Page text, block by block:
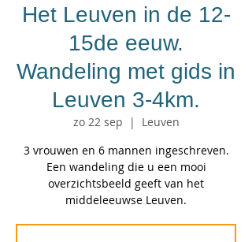
Het Leuven in de 12-
15de eeuw.
Wandeling met gids in
Leuven 3-4km.
zo 22 sep
  |
Leuven
3 vrouwen en 6 mannen ingeschreven.
Een wandeling die u een mooi
overzichtsbeeld geeft van het
middeleeuwse Leuven.